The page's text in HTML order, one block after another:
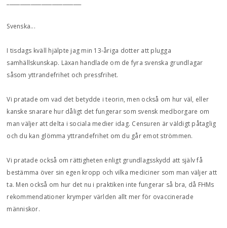
Svenska...
I tisdags kväll hjälpte jag min 13-åriga dotter att plugga
samhällskunskap. Läxan handlade om de fyra svenska grundlagar
såsom yttrandefrihet och pressfrihet.
Vi pratade om vad det betydde i teorin, men också om hur väl, eller
kanske snarare hur dåligt det fungerar som svensk medborgare om
man väljer att delta i sociala medier idag. Censuren är väldigt påtaglig
och du kan glömma yttrandefrihet om du går emot strömmen.
Vi pratade också om rättigheten enligt grundlagsskydd att själv få
bestämma över sin egen kropp och vilka mediciner som man väljer att
ta. Men också om hur det nu i praktiken inte fungerar så bra, då FHMs
rekommendationer krymper världen allt mer för ovaccinerade
människor.